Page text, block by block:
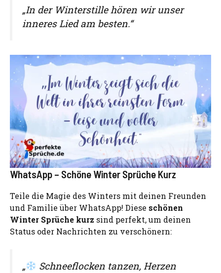
„In der Winterstille hören wir unser
inneres Lied am besten.“
WhatsApp – Schöne Winter Sprüche Kurz
Teile die Magie des Winters mit deinen Freunden
und Familie über WhatsApp! Diese schönen
Winter Sprüche kurz sind perfekt, um deinen
Status oder Nachrichten zu verschönern:
„
Schneeflocken tanzen, Herzen